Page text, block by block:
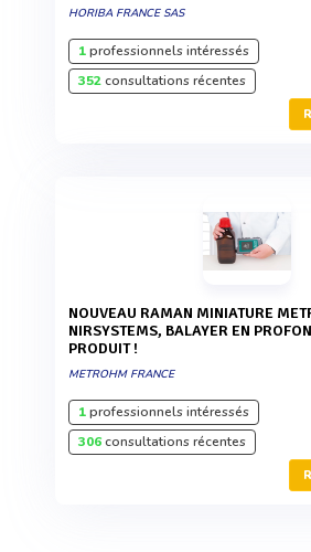
HORIBA FRANCE SAS
1professionnels intéressés
352consultations récentes
NOUVEAU RAMAN MINIATURE METROHM
NIRSYSTEMS, BALAYER EN
PRODUIT !
METROHM FRANCE
1professionnels intéressés
306consultations récentes